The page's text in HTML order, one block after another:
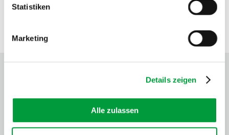
Statistiken
Marketing
Details zeigen
Alle zulassen
PRÜF- UND GÜTESIEGEL